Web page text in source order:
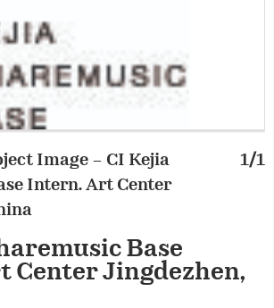
Image – CI Kejia
Intern. Art Center
1/1
Base
Center Jingdezhen,